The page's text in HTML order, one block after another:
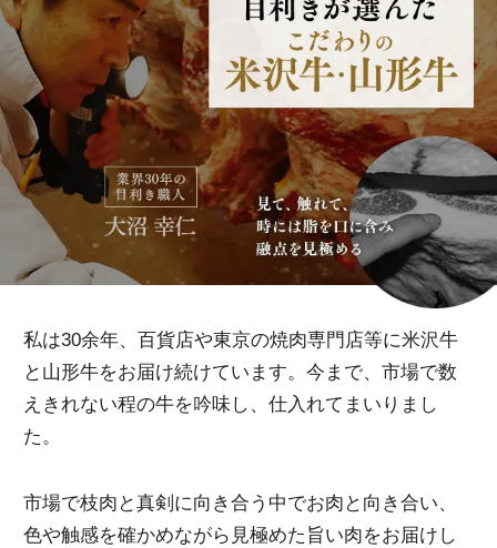
私は30余年、百貨店や東京の焼肉専門店等に米沢牛
と山形牛をお届け続けています。今まで、市場で数
えきれない程の牛を吟味し、仕入れてまいりまし
た。
市場で枝肉と真剣に向き合う中でお肉と向き合い、
色や触感を確かめながら見極めた旨い肉をお届けし